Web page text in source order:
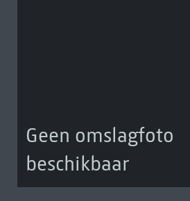
Geen omslagfoto
beschikbaar